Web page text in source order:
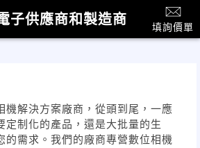
子供應商和製造商
填詢價單
機解決方案廠商，從頭到尾，一應
定制化的產品，還是大批量的生
的需求。我們的廠商專營數位相機